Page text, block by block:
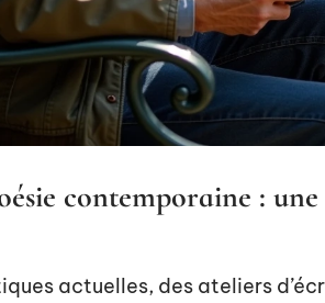
contemporaine :
actuelles, des ateliers